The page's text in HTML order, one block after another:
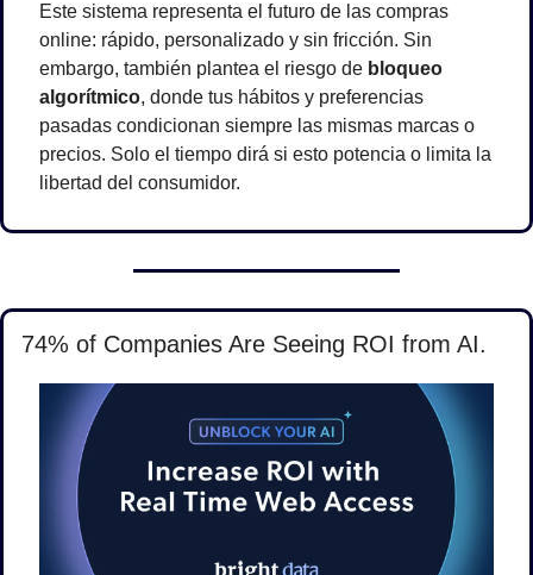
Este sistema representa el futuro de las compras
online: rápido, personalizado y sin fricción. Sin
embargo, también plantea el riesgo de bloqueo
algorítmico, donde tus hábitos y preferencias
pasadas condicionan siempre las mismas marcas o
precios. Solo el tiempo dirá si esto potencia o limita la
libertad del consumidor.
74% of Companies Are Seeing ROI from AI.